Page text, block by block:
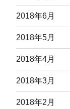
2018年6月
2018年5月
2018年4月
2018年3月
2018年2月